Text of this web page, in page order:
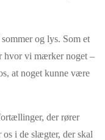
og lys. Som et
hvor vi mærker noget –
at noget kunne være
der rører
i de slægter, der skal